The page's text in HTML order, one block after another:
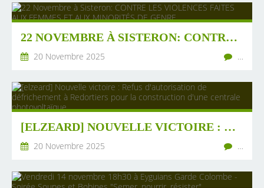
22 NOVEMBRE À SISTERON: CONTRE LES VIOLENCES FAITES AUX,FEMMES ET AUX MINORITÉS DE GENRE
20 Novembre 2025 …
[ELZEARD] NOUVELLE VICTOIRE : REFUS D'AUTORISATION DE DÉFRICHEMENT À REDORTIERS POUR LA CONSTRUCTION D'UNE CENTRALE PHOTOVOLTAÏQUE.
20 Novembre 2025 …